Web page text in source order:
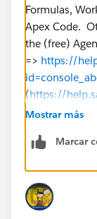
Formulas,
Apex Code.
the (free)
=> https://
(https://
Or (possibly)
Mostrar más
Marcar